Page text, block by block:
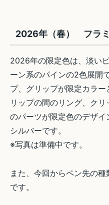
2026年（春） フラ
2026年の限定色は、淡い
ーン系のパインの2色展開
プ、グリップが限定カラ
リップの間のリング、ク
のパーツが限定色のデザ
シルバーです。
※写真は準備中です。
また、今回からペン先の
です。